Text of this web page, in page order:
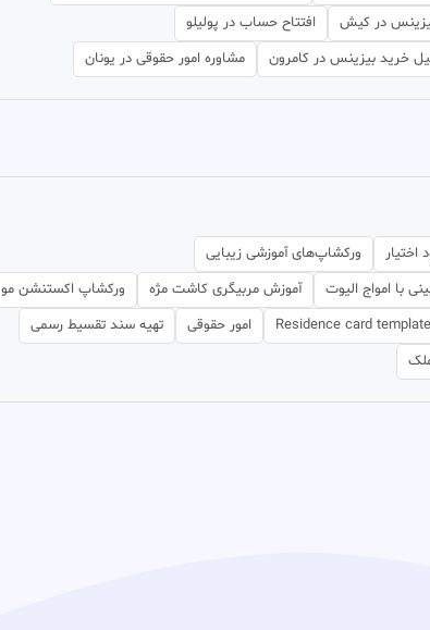
در کیش
افتتاح حساب در پولیلو
خرید بیزینس در کامرون مشاوره امور حقوقی در یونان
اختیار
ورکشاپ‌های آموزشی زیبایی
با امواج الیوت آموزش مربیگری کاشت مژه
ورکشاپ اکستنشن مو
Residence card امور حقوقی
تهیه سند تقسیط رسمی